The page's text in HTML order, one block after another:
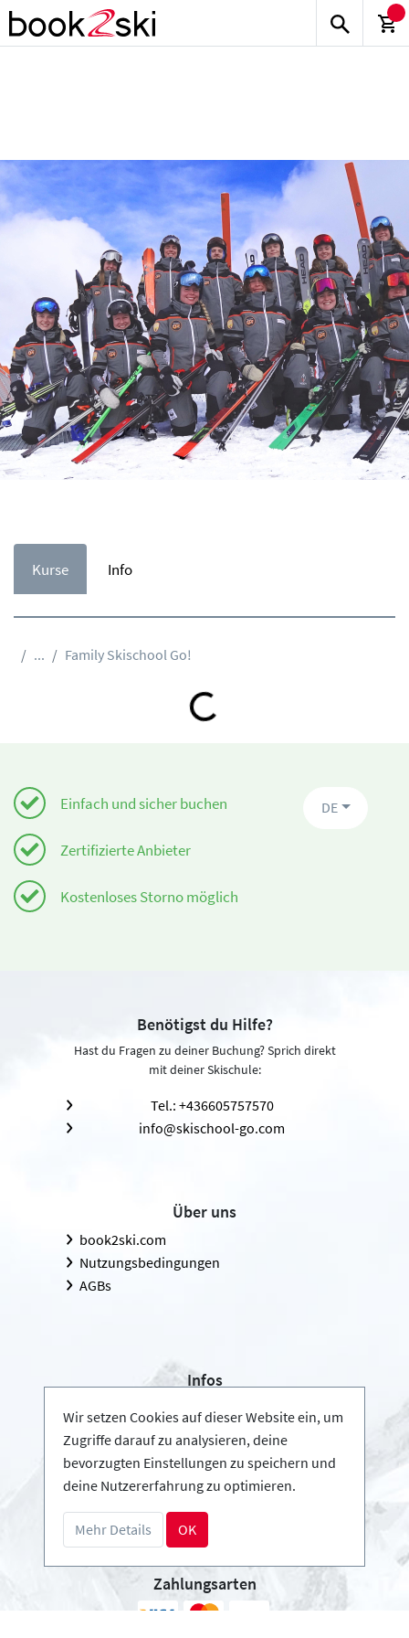
Kurse Info
... Family Skischool Go!
Loading...
Einfach und sicher buchen
Zertifizierte Anbieter
Kostenloses Storno möglich
DE
Benötigst du Hilfe?
Hast du Fragen zu deiner Buchung? Sprich direkt
mit deiner Skischule:
Tel.: +436605757570
info@skischool-go.com
Über uns
book2ski.com
Nutzungsbedingungen
AGBs
Infos
Login - Skischulen
Partner werden
FAQ - Häufig gestellte Fragen
Download Pressemappe
Zahlungsarten
Wir setzen Cookies auf dieser Website ein, um
Zugriffe darauf zu analysieren, deine
bevorzugten Einstellungen zu speichern und
deine Nutzererfahrung zu optimieren.
Mehr Details OK